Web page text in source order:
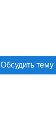
Обсудить тему